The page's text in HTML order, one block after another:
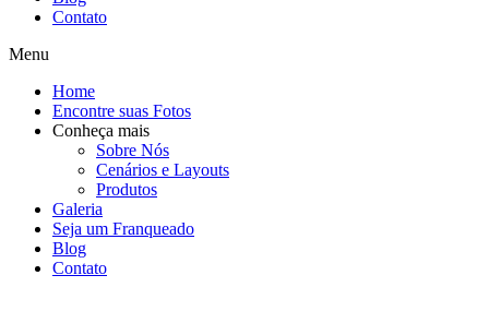
Contato
Menu
Home
Encontre suas Fotos
Conheça mais
Sobre Nós
Cenários e Layouts
Produtos
Galeria
Seja um Franqueado
Blog
Contato